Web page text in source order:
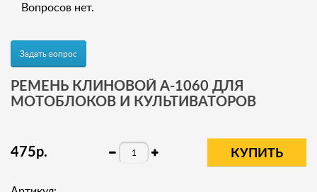
Вопросов нет.
Задать вопрос
РЕМЕНЬ КЛИНОВОЙ A-1060 ДЛЯ
МОТОБЛОКОВ И КУЛЬТИВАТОРОВ
475р. КУПИТЬ